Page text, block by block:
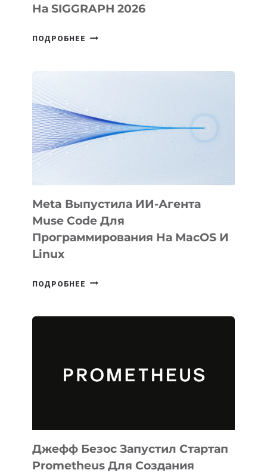
На SIGGRAPH 2026
ПОДРОБНЕЕ HIGGSFIELD
BÖRÜ
НА
SIGGRAPH
Meta Выпустила ИИ-Агента
Muse Code Для
Программирования На MacOS И
Linux
ПОДРОБНЕЕ META
ДЛЯ
ПРОГРАММИРОВАНИЯ
И
LINUX
Джефф Безос Запустил Стартап
Prometheus Для Создания